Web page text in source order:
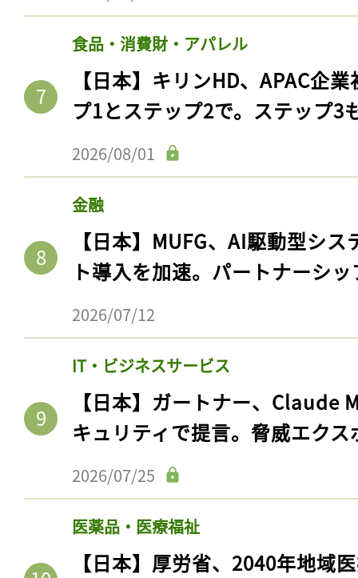
食品・消費財・アパレル
【日本】キリンHD、APAC企
プ1とステップ2で。ステップ3
2026/08/01
金融
【日本】MUFG、AI駆動型シ
ト導入を加速。パートナーシ
2026/07/12
IT・ビジネスサービス
【日本】ガートナー、Claude
キュリティで提言。脅威エク
2026/07/25
医薬品・医療福祉
【日本】厚労省、2040年地域